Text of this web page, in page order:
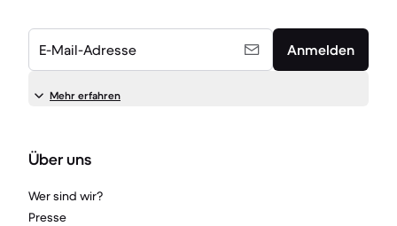
E-Mail-Adresse Anmelden
Mehr erfahren
Über uns
Wer sind wir?
Presse